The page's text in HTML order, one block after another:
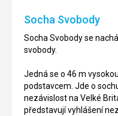
Socha Svobody
Socha Svobody se
svobody.
Jedná se o 46 m
podstavcem. Jde o
nezávislost na Velké
představují vyhlášení
Yorku,
USA.
jeden
New
USA.
Jedná